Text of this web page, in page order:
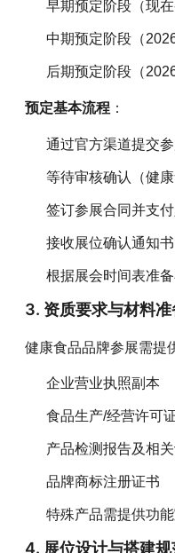
早期预定阶段（现
中期预定阶段（
后期预定阶段（
预定基本流程 ：
通过官方渠道提交
等待审核确认（健
签订参展合同并支
接收展位确认通知书
根据展会时间表准
3. 资质要求与材料准
健康食品品牌参展需提
企业营业执照副本
食品生产/经营许可
产品检测报告及相
品牌商标注册证书
特殊产品需提供功
4. 展位设计与搭建规